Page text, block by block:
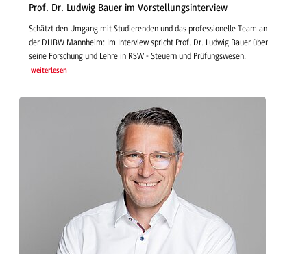
Prof. Dr. Ludwig Bauer im Vorstellungsinterview
Schätzt den Umgang mit Studierenden und das professionelle Team an
der DHBW Mannheim: Im Interview spricht Prof. Dr. Ludwig Bauer über
seine Forschung und Lehre in RSW - Steuern und Prüfungswesen.
weiterlesen